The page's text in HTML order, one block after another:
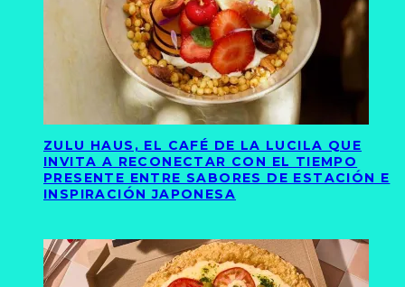
ZULU HAUS, EL CAFÉ DE LA LUCILA QUE
INVITA A RECONECTAR CON EL TIEMPO
PRESENTE ENTRE SABORES DE ESTACIÓN E
INSPIRACIÓN JAPONESA